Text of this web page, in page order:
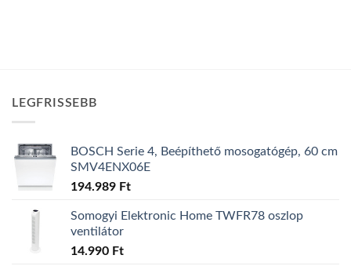
LEGFRISSEBB
BOSCH Serie 4, Beépíthető mosogatógép, 60 cm
SMV4ENX06E
194.989 Ft
Somogyi Elektronic Home TWFR78 oszlop
ventilátor
14.990 Ft